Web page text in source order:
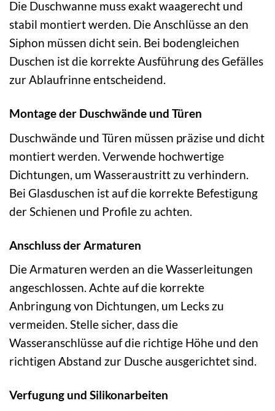
Die Duschwanne muss exakt waagerecht und
stabil montiert werden. Die Anschlüsse an den
Siphon müssen dicht sein. Bei bodengleichen
Duschen ist die korrekte Ausführung des Gefälles
zur Ablaufrinne entscheidend.
Montage der Duschwände und Türen
Duschwände und Türen müssen präzise und dicht
montiert werden. Verwende hochwertige
Dichtungen, um Wasseraustritt zu verhindern.
Bei Glasduschen ist auf die korrekte Befestigung
der Schienen und Profile zu achten.
Anschluss der Armaturen
Die Armaturen werden an die Wasserleitungen
angeschlossen. Achte auf die korrekte
Anbringung von Dichtungen, um Lecks zu
vermeiden. Stelle sicher, dass die
Wasseranschlüsse auf die richtige Höhe und den
richtigen Abstand zur Dusche ausgerichtet sind.
Verfugung und Silikonarbeiten